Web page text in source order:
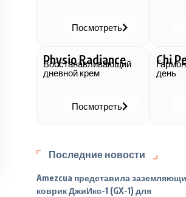
Посмотреть
Physio Radiance
Восстанавливающий
дневной крем
Посмотреть
Chi
день
Последние новости
Amezcua представила
коврик ДжиИкс-1 (GX-1) для